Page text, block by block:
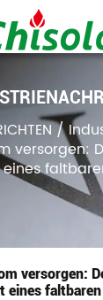
/
versorgen:
versorgen:
eines